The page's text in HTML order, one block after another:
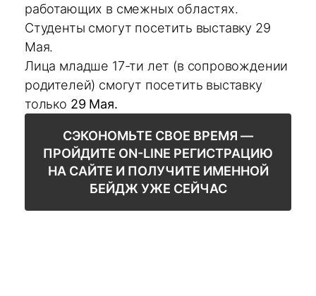
работающих в смежных областях.
Студенты смогут посетить выставку 29
Мая.
Лица младше 17-ти лет (в сопровождении
родителей) смогут посетить выставку
только 29 Мая.
СЭКОНОМЬТЕ СВОЕ ВРЕМЯ —
ПРОЙДИТЕ ON-LINE РЕГИСТРАЦИЮ
НА САЙТЕ И ПОЛУЧИТЕ ИМЕННОЙ
БЕЙДЖ УЖЕ СЕЙЧАС